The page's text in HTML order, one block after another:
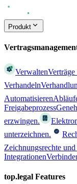
Produkt
VerwaltenVerträge
Verhandeln
Automatisieren
Freigabeprozess
erzwingen.
unterzeichnen.
Zeichnungsrechte
Integrationen
top.legal Features